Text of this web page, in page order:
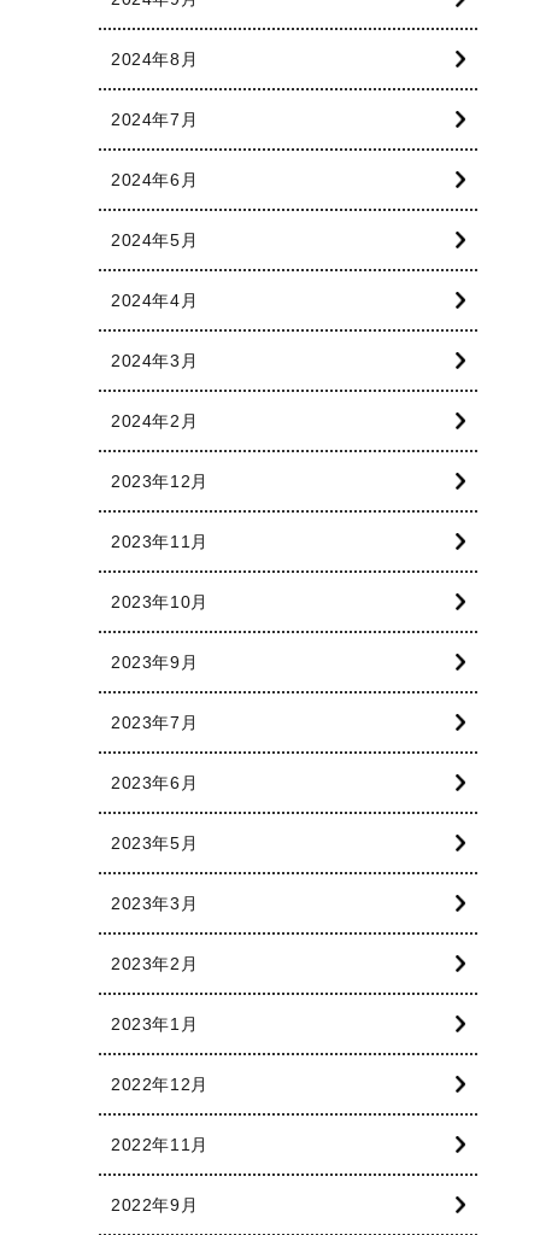
2024年8月
2024年7月
2024年6月
2024年5月
2024年4月
2024年3月
2024年2月
2023年12月
2023年11月
2023年10月
2023年9月
2023年7月
2023年6月
2023年5月
2023年3月
2023年2月
2023年1月
2022年12月
2022年11月
2022年9月